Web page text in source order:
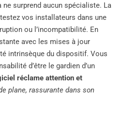
surprend aucun spécialiste. La
vos installateurs dans une
ou l’incompatibilité. En
avec les mises à jour
intrinsèque du dispositif. Vous
d’être le gardien d’un
réclame attention et
plane, rassurante dans son